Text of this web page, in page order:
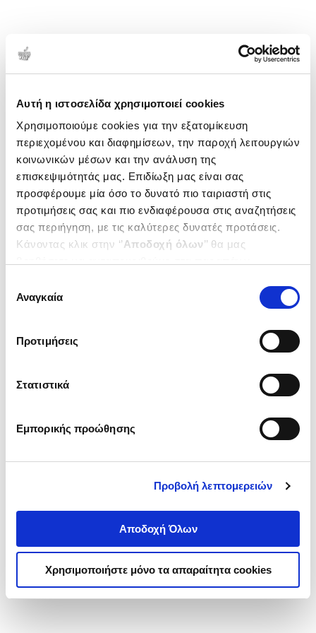
Αυτή η ιστοσελίδα χρησιμοποιεί cookies
Χρησιμοποιούμε cookies για την εξατομίκευση
περιεχομένου και διαφημίσεων, την παροχή λειτουργιών
κοινωνικών μέσων και την ανάλυση της
επισκεψιμότητάς μας. Επιδίωξη μας είναι σας
προσφέρουμε μία όσο το δυνατό πιο ταιριαστή στις
προτιμήσεις σας και πιο ενδιαφέρουσα στις αναζητήσεις
σας περιήγηση, με τις καλύτερες δυνατές προτάσεις.
Κάνοντας κλικ στην ‘’Αποδοχή όλων’’ θα μας
ενδιαφέρουν και να επιλέξετε από τα παρακάτω με την
΄΄και να ενημερωθείτε σχετικά με
συγκατάθεσης
Αναγκαία
Προτιμήσεις
Στατιστικά
Εμπορικής προώθησης
Προβολή λεπτομερειών
Αποδοχή Όλων
Χρησιμοποιήστε μόνο τα απαραίτητα cookies